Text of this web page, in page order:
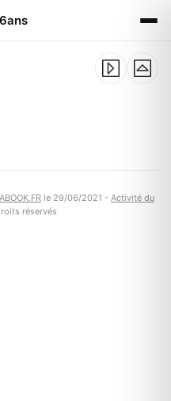
le 29/06/2021 - Activité du
réservés